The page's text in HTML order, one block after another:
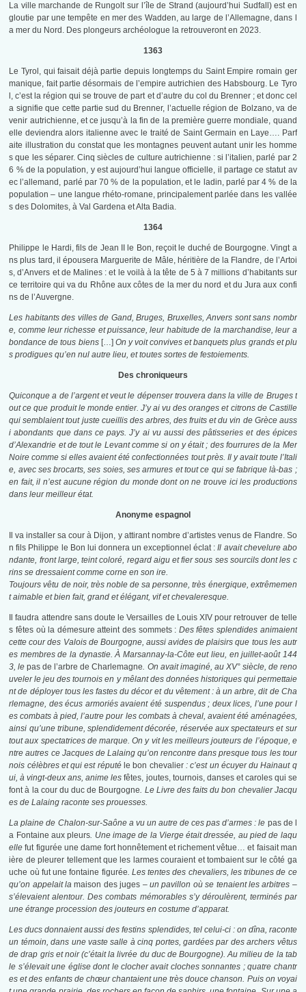
La ville marchande de Rungolt sur l’île de Strand (aujourd’hui Sudfall) est en
gloutie par une tempête en mer des Wadden, au large de l’Allemagne, dans l
a mer du Nord. Des plongeurs archéologue la retrouveront en 2023.
1363
Le Tyrol, qui faisait déjà partie depuis longtemps du Saint Empire romain ger
manique, fait partie désormais de l’empire autrichien des Habsbourg. Le Tyro
l, c’est la région qui se trouve de part et d’autre du col du Brenner ; et donc cel
a signifie que cette partie sud du Brenner, l’actuelle région de Bolzano, va de
venir autrichienne, et ce jusqu’à la fin de la première guerre mondiale, quand
elle deviendra alors italienne avec le traité de Saint Germain en Laye…. Parf
aite illustration du constat que les montagnes peuvent autant unir les homme
s que les séparer. Cinq siècles de culture autrichienne : si l’italien, parlé par 2
6 % de la population, y est aujourd’hui langue officielle, il partage ce statut av
ec l’allemand, parlé par 70 % de la population, et le ladin, parlé par 4 % de la
population – une langue rhéto-romane, principalement parlée dans les vallée
s des Dolomites, à Val Gardena et Alta Badia.
1364
Philippe le Hardi, fils de Jean II le Bon, reçoit le duché de Bourgogne. Vingt a
ns plus tard, il épousera Marguerite de Mâle, héritière de la Flandre, de l’Artoi
s, d’Anvers et de Malines : et le voilà à la tête de 5 à 7 millions d’habitants sur
ce territoire qui va du Rhône aux côtes de la mer du nord et du Jura aux confi
ns de l’Auvergne.
Les habitants des villes de Gand, Bruges, Bruxelles, Anvers sont sans nombr
e, comme leur richesse et puissance, leur habitude de la marchandise, leur a
bondance de tous biens[…] On y voit convives et banquets plus grands et plu
s prodigues qu’en nul autre lieu, et toutes sortes de festoiements.
Des chroniqueurs
Quiconque a de l’argent et veut le dépenser trouvera dans la ville de Bruges t
out ce que produit le monde entier. J’y ai vu des oranges et citrons de Castille
qui semblaient tout juste cueillis des arbres, des fruits et du vin de Grèce auss
i abondants que dans ce pays. J’y ai vu aussi des pâtisseries et des épices
d’Alexandrie et de tout le Levant comme si on y était ; des fourrures de la Mer
Noire comme si elles avaient été confectionnées tout près. Il y avait toute l’Itali
e, avec ses brocarts, ses soies, ses armures et tout ce qui se fabrique là-bas ;
en fait, il n’est aucune région du monde dont on ne trouve ici les productions
dans leur meilleur état.
Anonyme espagnol
Il va installer sa cour à Dijon, y attirant nombre d’artistes venus de Flandre. So
n fils Philippe le Bon lui donnera un exceptionnel éclat :Il avait chevelure abo
ndante, front large, teint coloré, regard aigu et fier sous ses sourcils dont les c
rins se dressaient comme corne en son ire.
Toujours vêtu de noir, très noble de sa personne, très énergique, extrêmemen
t aimable et bien fait, grand et élégant, vif et chevaleresque.
Il faudra attendre sans doute le Versailles de Louis XIV pour retrouver de telle
s fêtes où la démesure atteint des sommets : Des fêtes splendides animaient
cette cour des Valois de Bourgogne, aussi avides de plaisirs que tous les autr
es membres de la dynastie. À Marsannay-la-Côte eut lieu, en juillet-août 144
3, lepas de l’arbre de Charlemagne. On avait imaginé, au XV° siècle, de reno
uveler le jeu des tournois en y mêlant des données historiques qui permettaie
nt de déployer tous les fastes du décor et du vêtement : à un arbre, dit de Cha
rlemagne, des écus armoriés avaient été suspendus ; deux lices, l’une pour l
es combats à pied, l’autre pour les combats à cheval, avaient été aménagées,
ainsi qu’une tribune, splendidement décorée, réservée aux spectateurs et sur
tout aux spectatrices de marque. On y vit les meilleurs jouteurs de l’époque, e
ntre autres ce Jacques de Lalaing qu’on rencontre dans presque tous les tour
nois célèbres et qui est réputé le bon chevalier: c’est un écuyer du Hainaut q
ui, à vingt-deux ans, anime les fêtes, joutes, tournois, danses et caroles qui se
font à la cour du duc de Bourgogne. Le Livre des faits du bon chevalier Jacqu
es de Lalaing raconte ses prouesses.
La plaine de Chalon-sur-Saône a vu un autre de ces pas d’armes : le pas de l
a Fontaine aux pleurs. Une image de la Vierge était dressée, au pied de laqu
ellefut figurée une dame fort honnêtement et richement vêtue… et faisait man
ière de pleurer tellement que les larmes couraient et tombaient sur le côté ga
uche où fut une fontaine figurée. Les tentes des chevaliers, les tribunes de ce
qu’on appelait lamaison des juges – un pavillon où se tenaient les arbitres –
s’élevaient alentour. Des combats mémorables s’y déroulèrent, terminés par
une étrange procession des jouteurs en costume d’apparat.
Les ducs donnaient aussi des festins splendides, tel celui-ci : on dîna, raconte
un témoin, dans une vaste salle à cinq portes, gardées par des archers vêtus
de drap gris et noir (c’était la livrée du duc de Bourgogne). Au milieu de la tab
le s’élevait une église dont le clocher avait cloches sonnantes ; quatre chantr
es et des enfants de chœur chantaient une très douce chanson. Puis on voyai